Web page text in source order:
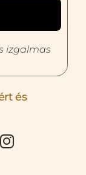
izgalmas
és